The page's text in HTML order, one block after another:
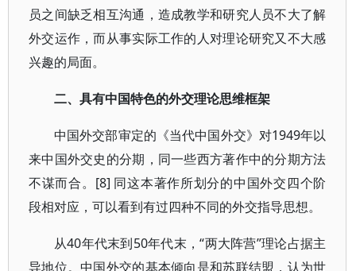
员之间缺乏相互沟通，造成教学和研究人员不大了解
外交运作，而从事实际工作的人对理论研究又不大感
兴趣的局面。
二、具有中国特色的外交理论思维框架
中国外交部审定的《当代中国外交》对1949年以
来中国外交史的分期，同一些西方著作中的分期方法
不谋而合。[8] 同这本著作所划分的中国外交四个阶
段相对应，可以看到有过四种不同的外交指导思想。
从40年代末到50年代末，“两大阵营”理论占据主
导地位。中国外交的基本倾向是和苏联结盟，认为世